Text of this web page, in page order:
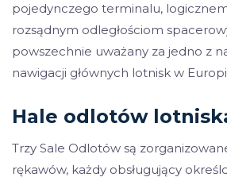
pojedynczego terminalu,
rozsądnym odległościom
powszechnie uważany za jedno z
nawigacji głównych lotnisk w
Hale odlotów
Trzy Sale Odlotów są
rękawów, każdy obsługujący